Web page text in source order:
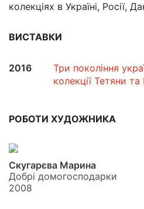
колекціях в Україні, Росії,
ВИСТАВКИ
2016
Три покоління
колекції Тетяни
РОБОТИ ХУДОЖНИКА
Скугарєва Марина
Добрі домогосподарки
2008